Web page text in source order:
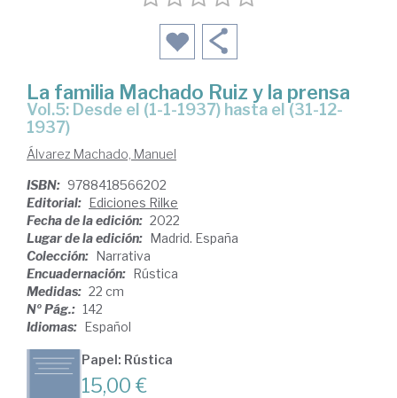
La familia Machado Ruiz y la prensa
Vol.5: Desde el (1-1-1937) hasta el (31-12-
1937)
Álvarez Machado, Manuel
ISBN: 9788418566202
Editorial: Ediciones Rilke
Fecha de la edición: 2022
Lugar de la edición: Madrid. España
Colección: Narrativa
Encuadernación: Rústica
Medidas: 22 cm
Nº Pág.: 142
Idiomas: Español
Papel: Rústica
15,00 €